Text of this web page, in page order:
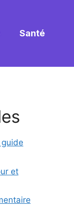
Santé
et